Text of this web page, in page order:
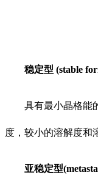
稳定型 (stable
具有最小晶格能的
度，较小的溶解度和
亚稳定型